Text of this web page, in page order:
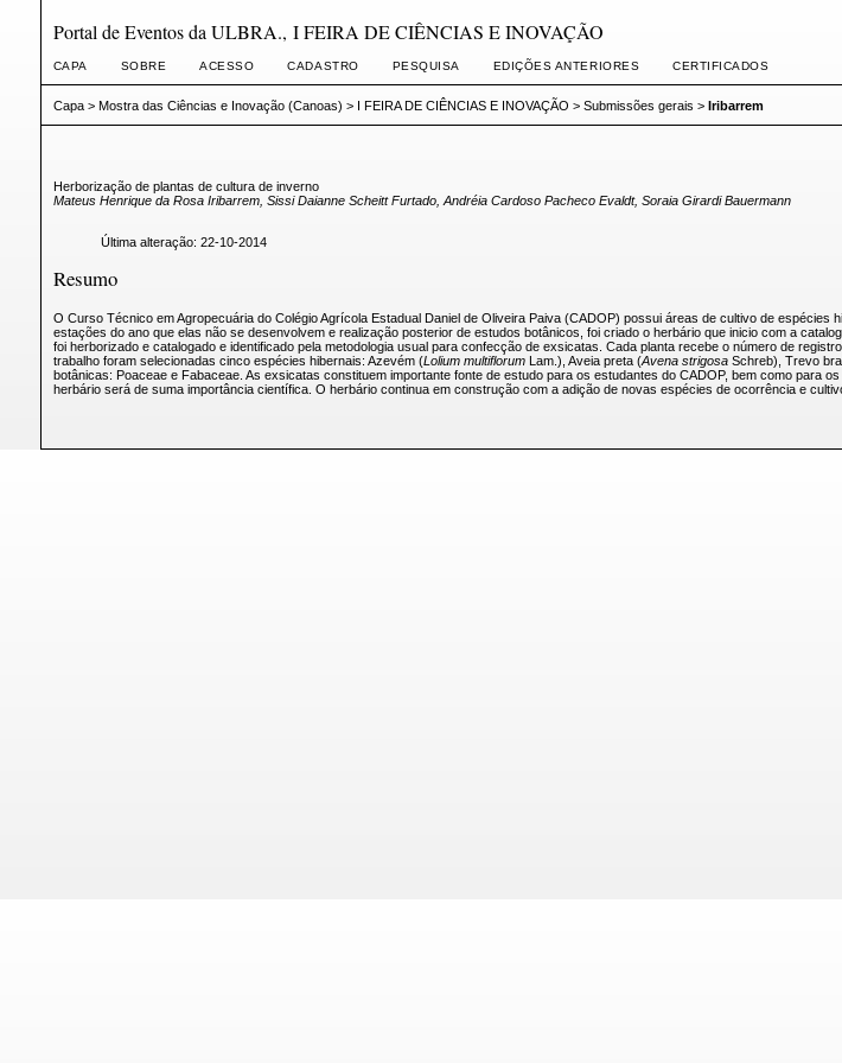
Portal de Eventos da ULBRA., I FEIRA DE CIÊNCIAS E INOVAÇÃO
CAPA SOBRE ACESSO CADASTRO PESQUISA EDIÇÕES ANTERIORES CERTIFICADOS
Capa> Mostra das Ciências e Inovação (Canoas) > I FEIRA DE CIÊNCIAS E INOVAÇÃO > Submissões gerais > Iribarrem
Herborização de plantas de cultura de inverno
Mateus Henrique da Rosa Iribarrem, Sissi Daianne Scheitt Furtado, Andréia Cardoso Pacheco Evaldt, Soraia Girardi Bauermann
Última alteração: 22-10-2014
Resumo
O Curso Técnico em Agropecuária do Colégio Agrícola Estadual Daniel de Oliveira Paiva (CADOP) possui áreas de cultivo de
estações do ano que elas não se desenvolvem e realização posterior de estudos botânicos, foi criado o herbário que inicio com a
foi herborizado e catalogado e identificado pela metodologia usual para confecção de exsicatas. Cada planta recebe o número de
trabalho foram selecionadas cinco espécies hibernais: Azevém (Lolium multiflorum Lam.), Aveia preta (Avena strigosa Schreb), Trevo
botânicas: Poaceae e Fabaceae. As exsicatas constituem importante fonte de estudo para os estudantes do CADOP, bem como para
herbário será de suma importância científica. O herbário continua em construção com a adição de novas espécies de ocorrência e